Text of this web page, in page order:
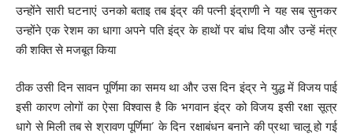
उन्होंने सारी घटनाएं उनको बताइ तब इंद्र की पत्नी इंद्राणी ने यह सब सुनकर
उन्होंने एक रेशम का धागा अपने पति इंद्र के हाथों पर बांध दिया और उन्हें मंत्र
की शक्ति से मजबूत किया
ठीक उसी दिन सावन पूर्णिमा का समय था और उस दिन इंद्र ने युद्ध में विजय पाई
इसी कारण लोगों का ऐसा विश्वास है कि भगवान इंद्र को विजय इसी रक्षा सूत्र
धागे से मिली तब से श्रावण पूर्णिमा’ के दिन रक्षाबंधन बनाने की प्रथा चालू हो गई